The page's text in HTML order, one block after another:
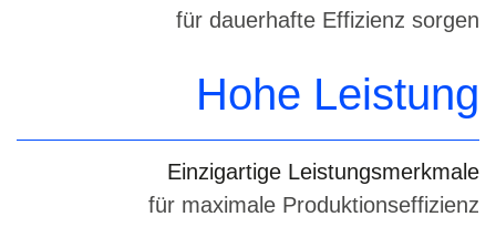
für dauerhafte Effizienz sorgen
Hohe Leistung
Einzigartige Leistungsmerkmale
für maximale Produktionseffizienz